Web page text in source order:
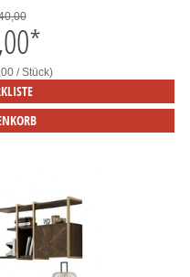
*
/ Stück)